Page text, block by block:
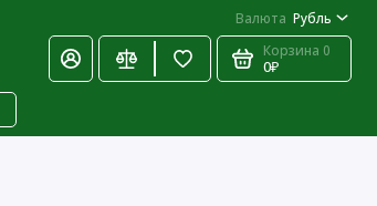
Валюта Рубль
Корзина 0
0₽